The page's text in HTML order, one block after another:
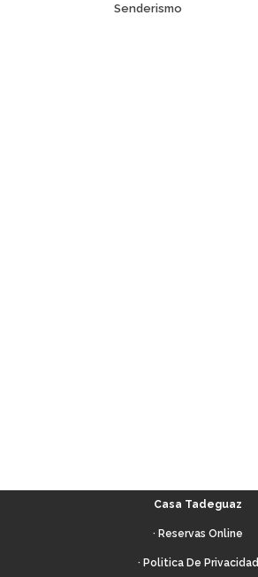
Senderismo
Casa Tadeguaz
· Reservas Online
· Politica De Privacidad